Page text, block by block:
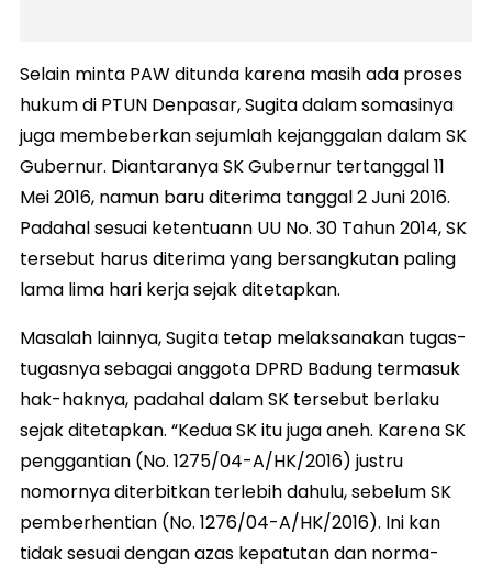
Selain minta PAW ditunda karena masih ada proses
hukum di PTUN Denpasar, Sugita dalam somasinya
juga membeberkan sejumlah kejanggalan dalam SK
Gubernur. Diantaranya SK Gubernur tertanggal 11
Mei 2016, namun baru diterima tanggal 2 Juni 2016.
Padahal sesuai ketentuann UU No. 30 Tahun 2014, SK
tersebut harus diterima yang bersangkutan paling
lama lima hari kerja sejak ditetapkan.
Masalah lainnya, Sugita tetap melaksanakan tugas-
tugasnya sebagai anggota DPRD Badung termasuk
hak-haknya, padahal dalam SK tersebut berlaku
sejak ditetapkan. “Kedua SK itu juga aneh. Karena SK
penggantian (No. 1275/04-A/HK/2016) justru
nomornya diterbitkan terlebih dahulu, sebelum SK
pemberhentian (No. 1276/04-A/HK/2016). Ini kan
tidak sesuai dengan azas kepatutan dan norma-